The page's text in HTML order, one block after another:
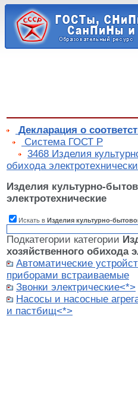
Декларация о
Cистема ГОСТ Р
3468 Изделия
обихода
Изделия культурно-
электротехнические
Искать в Изделия культурно-
Подкатегории категории
хозяйственного обихода
Автоматические
приборами встраиваемые
Звонки электрические<*>
Насосы и насосные
и пастбищ<*>